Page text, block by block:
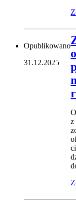
Opublikowano
31.12.2025
z